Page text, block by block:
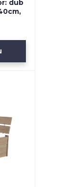
dub